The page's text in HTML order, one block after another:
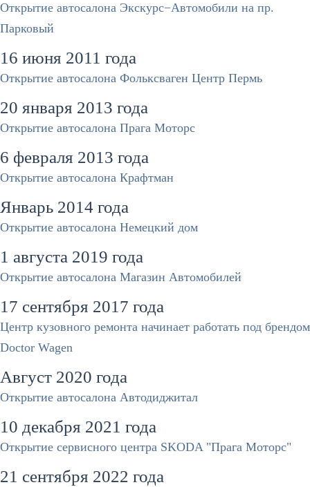
Открытие автосалона Экскурс−Автомобили на пр.
Парковый
16 июня 2011 года
Открытие автосалона Фольксваген Центр Пермь
20 января 2013 года
Открытие автосалона Прага Моторс
6 февраля 2013 года
Открытие автосалона Крафтман
Январь 2014 года
Открытие автосалона Немецкий дом
1 августа 2019 года
Открытие автосалона Магазин Автомобилей
17 сентября 2017 года
Центр кузовного ремонта начинает работать под брендом
Doctor Wagen
Август 2020 года
Открытие автосалона Автодиджитал
10 декабря 2021 года
Открытие сервисного центра SKODA "Прага Моторс"
21 сентября 2022 года